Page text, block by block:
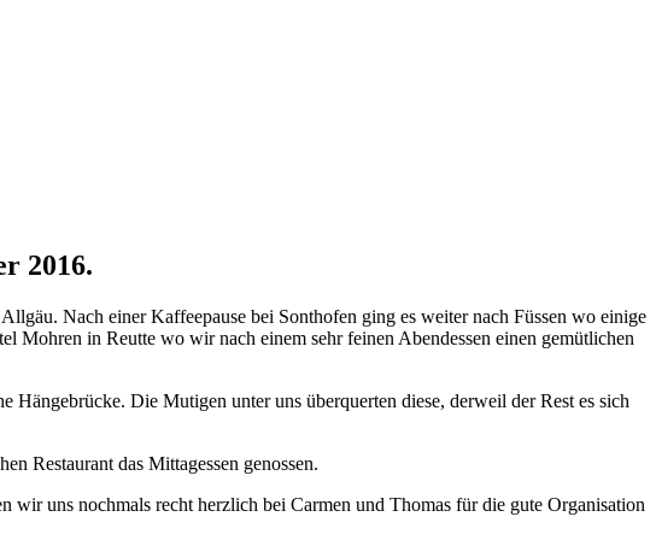
2016.
Nach einer Kaffeepause bei Sonthofen ging es weiter nach Füssen wo einige
Mohren in Reutte wo wir nach einem sehr feinen Abendessen einen gemütlichen
Die Mutigen unter uns überquerten diese, derweil der Rest es sich
Restaurant das Mittagessen genossen.
uns nochmals recht herzlich bei Carmen und Thomas für die gute Organisation